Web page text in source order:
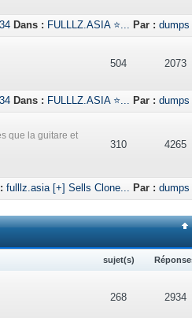
Dans : FULLLZ.ASIA ⭐... Par : dumps
504 2073
Dans : FULLLZ.ASIA ⭐... Par : dumps
que la guitare et
310 4265
fulllz.asia [+] Sells Clone... Par : dumps
sujet(s)
268 2934